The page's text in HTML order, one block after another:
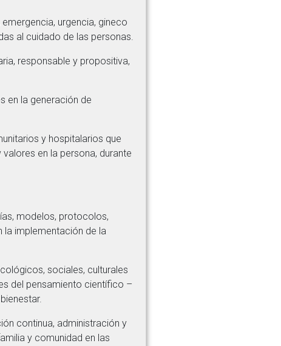
urgencia, gineco
al cuidado de las personas.
responsable y propositiva,
en la generación de
y hospitalarios que
en la persona, durante
modelos, protocolos,
la implementación de la
sociales, culturales
del pensamiento científico –
continua, administración y
y comunidad en las